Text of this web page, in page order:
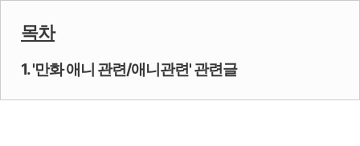
목차
1. '만화 애니 관련/애니관련' 관련글